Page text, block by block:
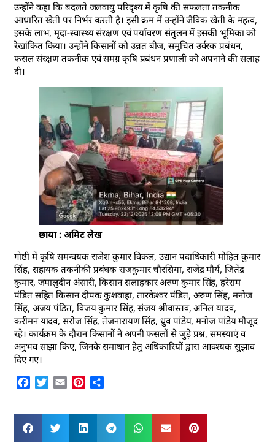
उन्होंने कहा कि बदलते जलवायु परिदृश्य में कृषि की सफलता तकनीक
आधारित खेती पर निर्भर करती है। इसी क्रम में उन्होंने जैविक खेती के महत्व,
इसके लाभ, मृदा-स्वास्थ्य संरक्षण एवं पर्यावरण संतुलन में इसकी भूमिका को
रेखांकित किया। उन्होंने किसानों को उन्नत बीज, समुचित उर्वरक प्रबंधन,
फसल संरक्षण तकनीक एवं समग्र कृषि प्रबंधन प्रणाली को अपनाने की सलाह
दी।
छाया : अमिट लेख
गोष्ठी में कृषि समन्वयक राजेश कुमार विकल, उद्यान पदाधिकारी मोहित कुमार
सिंह, सहायक तकनीकी प्रबंधक राजकुमार चौरसिया, राजेंद्र मौर्य, जितेंद्र
कुमार, जमालुदीन अंसारी, किसान सलाहकार अरुण कुमार सिंह, हरेराम
पंडित सहित किसान दीपक कुशवाहा, तारकेश्वर पंडित, अरुण सिंह, मनोज
सिंह, अजय पंडित, विजय कुमार सिंह, संजय श्रीवास्तव, अनिल यादव,
करीमन यादव, सरोज सिंह, तेजनारायण सिंह, ध्रुव पांडेय, मनोज पांडेय मौजूद
रहे। कार्यक्रम के दौरान किसानों ने अपनी फसलों से जुड़े प्रश्न, समस्याएं व
अनुभव साझा किए, जिनके समाधान हेतु अधिकारियों द्वारा आवश्यक सुझाव
दिए गए।
Facebook
Twitter
Email Pinterest